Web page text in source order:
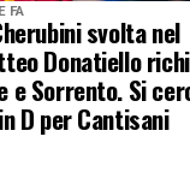
FA
svolta nel
Donatiello
e Sorrento. Si
D per Cantisani